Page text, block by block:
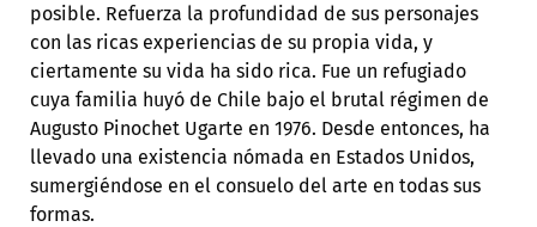
posible. Refuerza la profundidad de sus personajes
con las ricas experiencias de su propia vida, y
ciertamente su vida ha sido rica. Fue un refugiado
cuya familia huyó de Chile bajo el brutal régimen de
Augusto Pinochet Ugarte en 1976. Desde entonces, ha
llevado una existencia nómada en Estados Unidos,
sumergiéndose en el consuelo del arte en todas sus
formas.